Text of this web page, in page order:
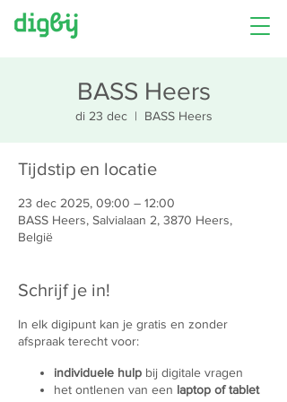
BASS Heers
di 23 dec
  |
BASS Heers
Tijdstip en locatie
23 dec 2025, 09:00 – 12:00
BASS Heers, Salvialaan 2, 3870 Heers,
België
Schrijf je in!
In elk digipunt kan je gratis en zonder
afspraak terecht voor:
individuele hulp bij digitale vragen
het ontlenen van een laptop of tablet